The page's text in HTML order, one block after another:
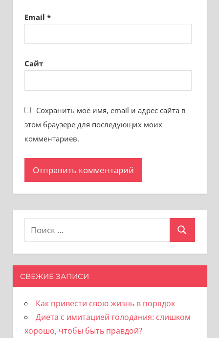
Email *
Сайт
Сохранить моё имя, email и адрес сайта в
этом браузере для последующих моих
комментариев.
Поиск
Поиск
СВЕЖИЕ ЗАПИСИ
Как привести свою жизнь в порядок
Диета с имитацией голодания: слишком
хорошо, чтобы быть правдой?